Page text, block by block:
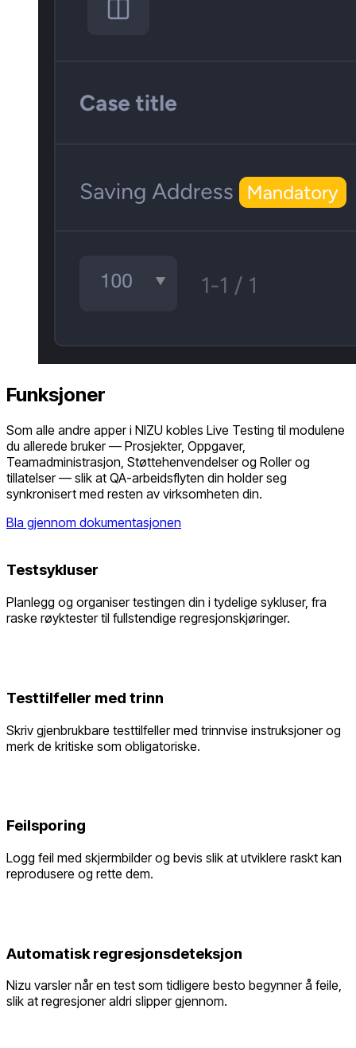
Funksjoner
Som alle andre apper i NIZU kobles Live Testing til modulene
du allerede bruker — Prosjekter, Oppgaver,
Teamadministrasjon, Støttehenvendelser og Roller og
tillatelser — slik at QA-arbeidsflyten din holder seg
synkronisert med resten av virksomheten din.
Bla gjennom dokumentasjonen
Testsykluser
Planlegg og organiser testingen din i tydelige sykluser, fra
raske røyktester til fullstendige regresjonskjøringer.
Testtilfeller med trinn
Skriv gjenbrukbare testtilfeller med trinnvise instruksjoner og
merk de kritiske som obligatoriske.
Feilsporing
Logg feil med skjermbilder og bevis slik at utviklere raskt kan
reprodusere og rette dem.
Automatisk regresjonsdeteksjon
Nizu varsler når en test som tidligere besto begynner å feile,
slik at regresjoner aldri slipper gjennom.